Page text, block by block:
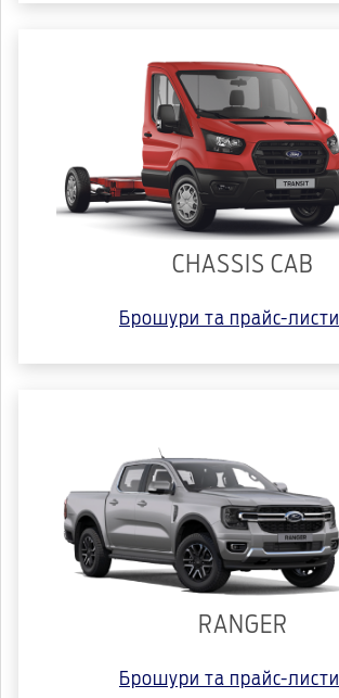
CHASSIS CAB
Брошури та прайс-листи
RANGER
Брошури та прайс-листи